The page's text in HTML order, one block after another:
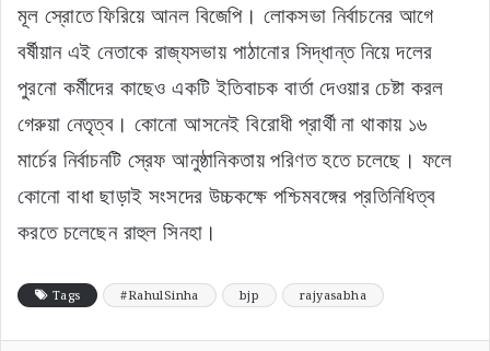
মূল স্রোতে ফিরিয়ে আনল বিজেপি। লোকসভা নির্বাচনের আগে
বর্ষীয়ান এই নেতাকে রাজ্যসভায় পাঠানোর সিদ্ধান্ত নিয়ে দলের
পুরনো কর্মীদের কাছেও একটি ইতিবাচক বার্তা দেওয়ার চেষ্টা করল
গেরুয়া নেতৃত্ব। কোনো আসনেই বিরোধী প্রার্থী না থাকায় ১৬
মার্চের নির্বাচনটি স্রেফ আনুষ্ঠানিকতায় পরিণত হতে চলেছে। ফলে
কোনো বাধা ছাড়াই সংসদের উচ্চকক্ষে পশ্চিমবঙ্গের প্রতিনিধিত্ব
করতে চলেছেন রাহুল সিনহা।
Tags #RahulSinha bjp rajyasabha